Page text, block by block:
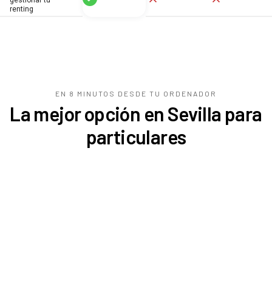
renting
EN 8 MINUTOS DESDE TU ORDENADOR
La mejor opción en Sevilla para
particulares